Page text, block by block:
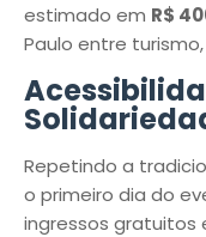
estimado em R$
Paulo entre
Repetindo a
o primeiro dia do
ingressos gratuitos